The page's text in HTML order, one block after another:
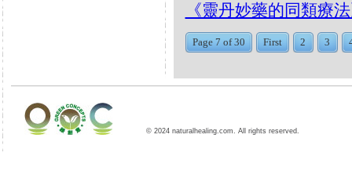
《靈丹妙藥的同類療
Page 7 of 30 First 2 3
© 2024 naturalhealing.com. All rights reserved.